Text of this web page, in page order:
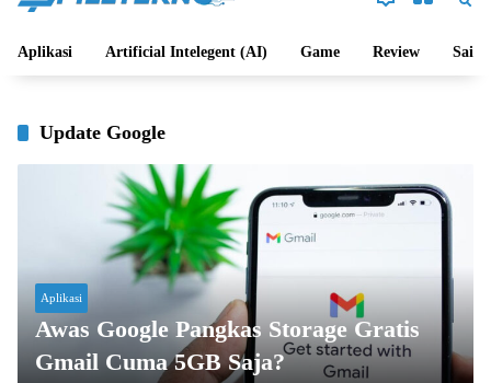
Aplikasi Artificial Intelegent (AI) Game Review Sains
Update Google
Aplikasi
Awas Google Pangkas Storage Gratis
Gmail Cuma 5GB Saja?